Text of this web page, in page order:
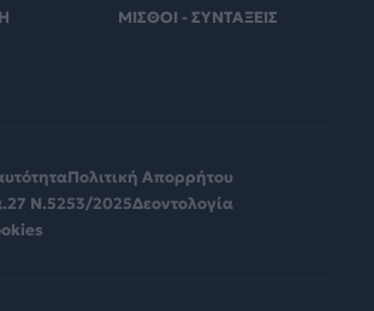
ΜΙΣΘΟΙ - ΣΥΝΤΑΞΕΙΣ
Πολιτική Απορρήτου
Ν.5253/2025Δεοντολογία